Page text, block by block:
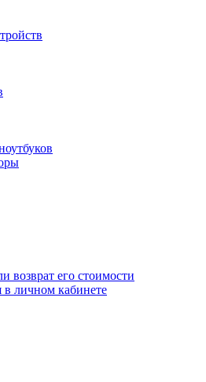
возврат его стоимости
в личном кабинете